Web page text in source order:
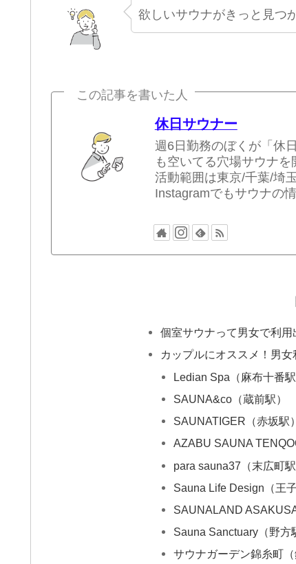
欲しいサウナがきっと見つ
この記事を書いた人
休日サウナー
週6日勤務のぼくが「休
も空いてる穴場サウナを
活動範囲は東京/千葉/埼
Instagramでもサウナの
個室サウナって男女で利用
カップルにオススメ！男
Ledian Spa（麻布十番駅
SAUNA&co（蔵前駅）
SAUNATIGER（赤坂駅）
AZABU SAUNA
para sauna37（末広町駅
Sauna Life Design（王子
SAUNALAND
Sauna Sanctuary（野方
サウナガーデン錦糸町（